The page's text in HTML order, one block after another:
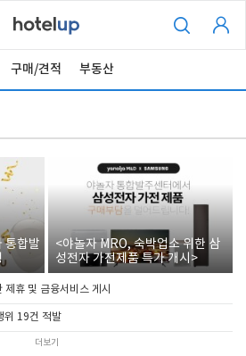
구매/견적 부동산
통합발
<야놀자 MRO, 숙박업소 위한 삼
성전자 가전제품 특가 개시>
휴 및 금융서비스 게시
위 19건 적발
더보기